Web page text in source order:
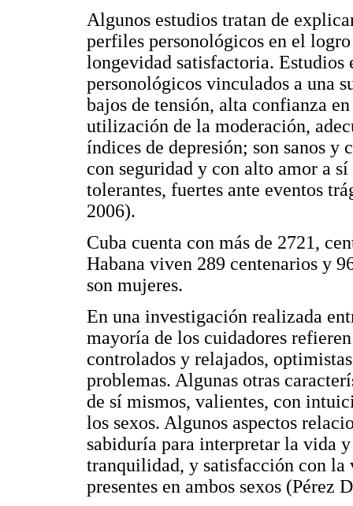
Algunos estudios tratan de
perfiles personológicos en el
longevidad satisfactoria. Estudios
personológicos vinculados a una
bajos de tensión, alta confianza
utilización de la moderación,
índices de depresión; son sanos y
con seguridad y con alto amor a
tolerantes, fuertes ante eventos
2006).
Cuba cuenta con más de 2721,
Habana viven 289 centenarios y
son mujeres.
En una investigación realizada
mayoría de los cuidadores
controlados y relajados,
problemas. Algunas otras
de sí mismos, valientes, con
los sexos. Algunos aspectos
sabiduría para interpretar la vida
tranquilidad, y satisfacción con la
presentes en ambos sexos (Pérez